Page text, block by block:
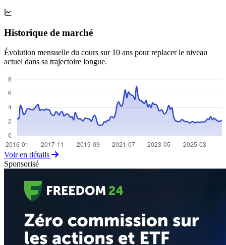
Historique de marché
Évolution mensuelle du cours sur 10 ans pour replacer le niveau
actuel dans sa trajectoire longue.
Voir en détails
Sponsorisé